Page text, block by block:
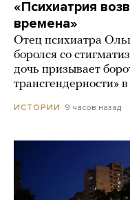
«Психиатрия
времена»
Отец психиатра
боролся со
дочь призывает
трансгендерности»
ИСТОРИИ 9 часов назад